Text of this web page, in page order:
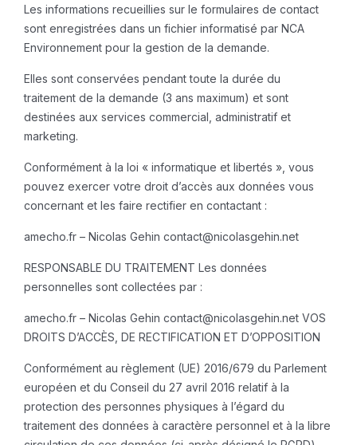
Les informations recueillies sur le formulaires de contact
sont enregistrées dans un fichier informatisé par NCA
Environnement pour la gestion de la demande.
Elles sont conservées pendant toute la durée du
traitement de la demande (3 ans maximum) et sont
destinées aux services commercial, administratif et
marketing.
Conformément à la loi « informatique et libertés », vous
pouvez exercer votre droit d’accès aux données vous
concernant et les faire rectifier en contactant :
amecho.fr – Nicolas Gehin contact@nicolasgehin.net
RESPONSABLE DU TRAITEMENT Les données
personnelles sont collectées par :
amecho.fr – Nicolas Gehin contact@nicolasgehin.net VOS
DROITS D’ACCÈS, DE RECTIFICATION ET D’OPPOSITION
Conformément au règlement (UE) 2016/679 du Parlement
européen et du Conseil du 27 avril 2016 relatif à la
protection des personnes physiques à l’égard du
traitement des données à caractère personnel et à la libre